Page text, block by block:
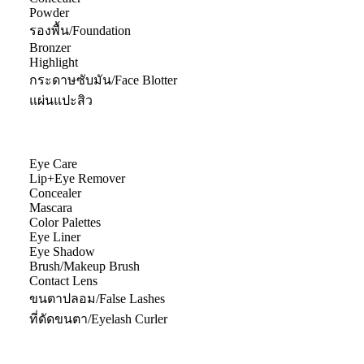
Powder
รองพื้น/Foundation
Bronzer
Highlight
กระดาษซับมัน/Face Blotter
แผ่นแปะสิว
Eye Care
Lip+Eye Remover
Concealer
Mascara
Color Palettes
Eye Liner
Eye Shadow
Brush/Makeup Brush
Contact Lens
ขนตาปลอม/False Lashes
ที่ดัดขนตา/Eyelash Curler